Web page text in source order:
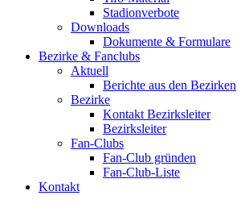
Stadionverbote
Downloads
Dokumente & Formulare
Bezirke & Fanclubs
Aktuell
Berichte aus den Bezirken
Bezirke
Kontakt Bezirksleiter
Bezirksleiter
Fan-Clubs
Fan-Club gründen
Fan-Club-Liste
Kontakt